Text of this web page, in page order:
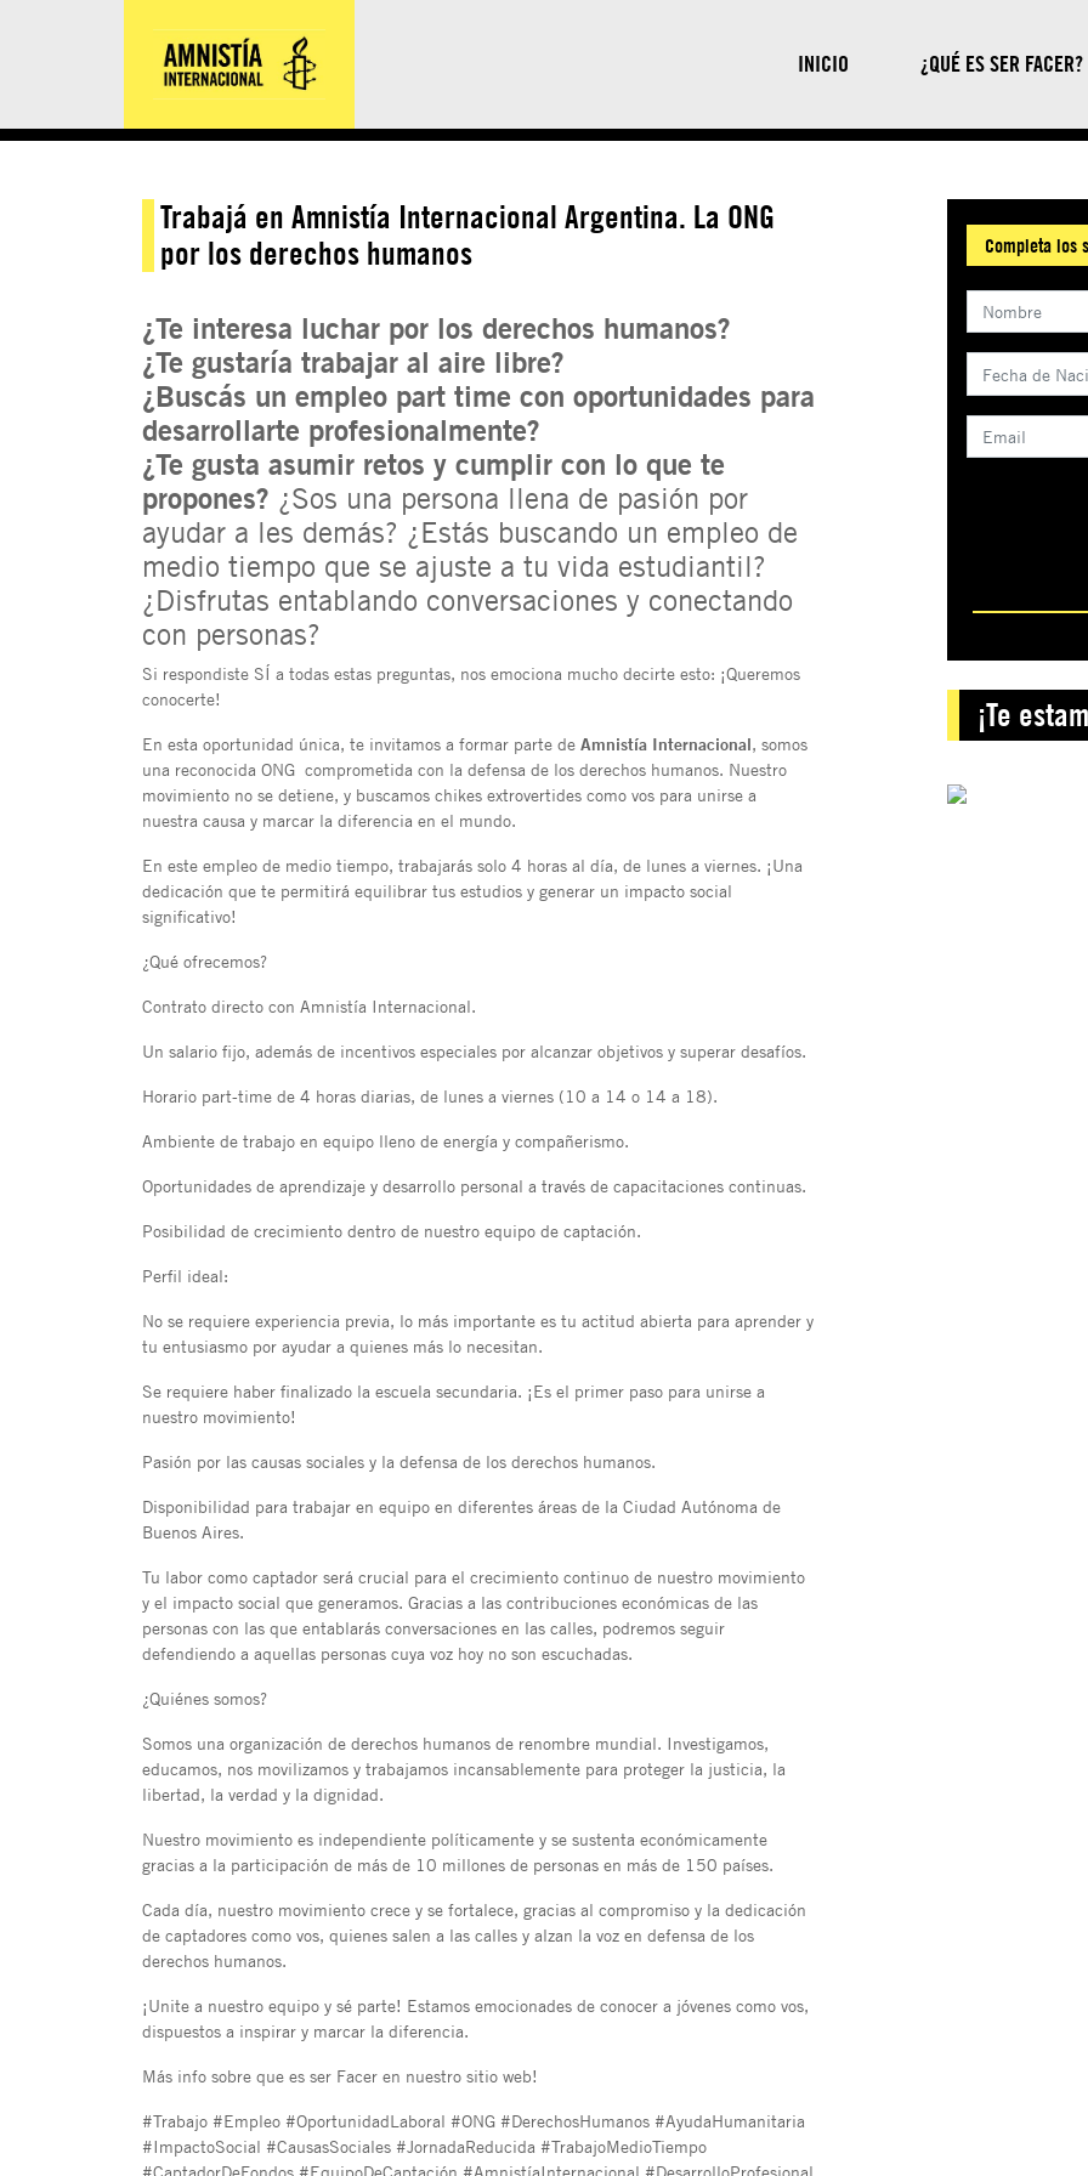
INICIO ¿QUÉ ES SER FACER?
Trabajá en Amnistía Internacional Argentina. La ONG
por los derechos humanos
¿Te interesa luchar por los derechos humanos?
¿Te gustaría trabajar al aire libre?
¿Buscás un empleo part time con oportunidades para
desarrollarte profesionalmente?
¿Te gusta asumir retos y cumplir con lo que te
propones? ¿Sos una persona llena de pasión por
ayudar a les demás? ¿Estás buscando un empleo de
medio tiempo que se ajuste a tu vida estudiantil?
¿Disfrutas entablando conversaciones y conectando
con personas?
Si respondiste SÍ a todas estas preguntas, nos emociona mucho decirte esto: ¡Queremos
conocerte!
En esta oportunidad única, te invitamos a formar parte de Amnistía Internacional, somos
una reconocida ONG comprometida con la defensa de los derechos humanos. Nuestro
movimiento no se detiene, y buscamos chikes extrovertides como vos para unirse a
nuestra causa y marcar la diferencia en el mundo.
En este empleo de medio tiempo, trabajarás solo 4 horas al día, de lunes a viernes. ¡Una
dedicación que te permitirá equilibrar tus estudios y generar un impacto social
significativo!
¿Qué ofrecemos?
Contrato directo con Amnistía Internacional.
Un salario fijo, además de incentivos especiales por alcanzar objetivos y superar desafíos.
Horario part-time de 4 horas diarias, de lunes a viernes (10 a 14 o 14 a 18).
Ambiente de trabajo en equipo lleno de energía y compañerismo.
Oportunidades de aprendizaje y desarrollo personal a través de capacitaciones continuas.
Posibilidad de crecimiento dentro de nuestro equipo de captación.
Perfil ideal:
No se requiere experiencia previa, lo más importante es tu actitud abierta para aprender y
tu entusiasmo por ayudar a quienes más lo necesitan.
Se requiere haber finalizado la escuela secundaria. ¡Es el primer paso para unirse a
nuestro movimiento!
Pasión por las causas sociales y la defensa de los derechos humanos.
Disponibilidad para trabajar en equipo en diferentes áreas de la Ciudad Autónoma de
Buenos Aires.
Tu labor como captador será crucial para el crecimiento continuo de nuestro movimiento
y el impacto social que generamos. Gracias a las contribuciones económicas de las
personas con las que entablarás conversaciones en las calles, podremos seguir
defendiendo a aquellas personas cuya voz hoy no son escuchadas.
¿Quiénes somos?
Somos una organización de derechos humanos de renombre mundial. Investigamos,
educamos, nos movilizamos y trabajamos incansablemente para proteger la justicia, la
libertad, la verdad y la dignidad.
Nuestro movimiento es independiente políticamente y se sustenta económicamente
gracias a la participación de más de 10 millones de personas en más de 150 países.
Cada día, nuestro movimiento crece y se fortalece, gracias al compromiso y la dedicación
de captadores como vos, quienes salen a las calles y alzan la voz en defensa de los
derechos humanos.
¡Unite a nuestro equipo y sé parte! Estamos emocionades de conocer a jóvenes como vos,
dispuestos a inspirar y marcar la diferencia.
Más info sobre que es ser Facer en nuestro sitio web!
#Trabajo #Empleo #OportunidadLaboral #ONG #DerechosHumanos #AyudaHumanitaria
#ImpactoSocial #CausasSociales #JornadaReducida #TrabajoMedioTiempo
#CaptadorDeFondos #EquipoDeCaptación #AmnistíaInternacional #DesarrolloProfesional
Completa los
¡Te